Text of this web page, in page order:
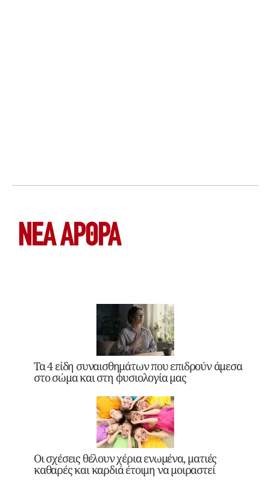
ΝΕΑ ΆΡΘΡΑ
Τα 4 είδη συναισθημάτων που επιδρούν άμεσα
στο σώμα και στη φυσιολογία μας
Οι σχέσεις θέλουν χέρια ενωμένα, ματιές
καθαρές και καρδιά έτοιμη να μοιραστεί